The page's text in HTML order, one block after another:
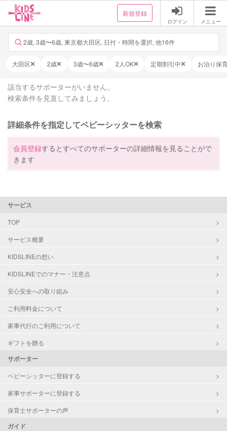
新規登録
ログイン メニュー
2歳, 3歳〜6歳, 東京都大田区, 日付・時間を選択, 他16件
大田区 2歳 3歳〜6歳 2人OK 定期割引中 お泊り保
該当するサポーターがいません。
検索条件を見直してみましょう。
詳細条件を指定してベビーシッターを検索
会員登録するとすべてのサポーターの詳細情報を見ることがで
きます
サービス
TOP
サービス概要
KIDSLINEの想い
KIDSLINEでのマナー・注意点
安心安全への取り組み
ご利用料金について
家事代行のご利用について
ギフトを贈る
サポーター
ベビーシッターに登録する
家事サポーターに登録する
保育士サポーターの声
ガイド